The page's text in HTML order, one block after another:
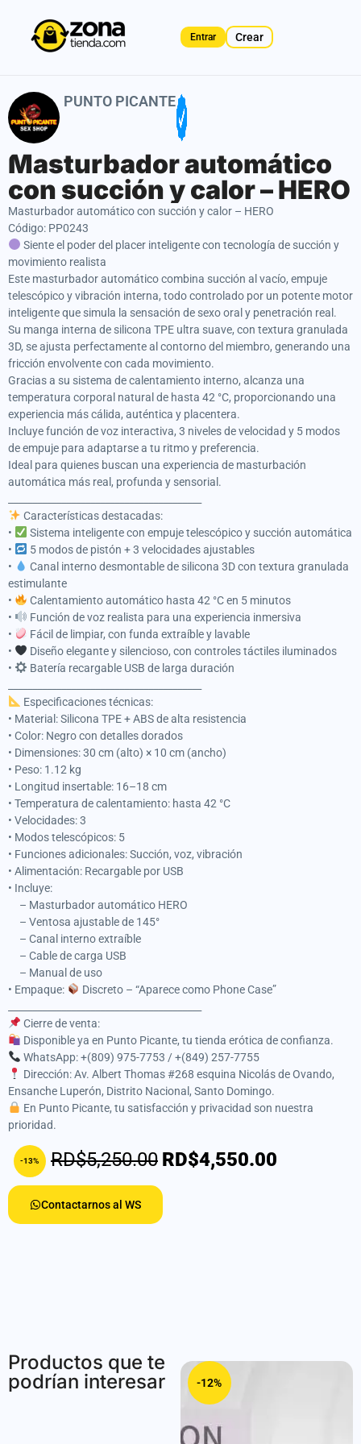
Crear
Entrar
PUNTO PICANTE
Masturbador automático
con succión y calor – HERO
Masturbador automático con succión y calor – HERO
Código: PP0243
Siente el poder del placer inteligente con tecnología de succión y
movimiento realista
Este masturbador automático combina succión al vacío, empuje
telescópico y vibración interna, todo controlado por un potente motor
inteligente que simula la sensación de sexo oral y penetración real.
Su manga interna de silicona TPE ultra suave, con textura granulada
3D, se ajusta perfectamente al contorno del miembro, generando una
fricción envolvente con cada movimiento.
Gracias a su sistema de calentamiento interno, alcanza una
temperatura corporal natural de hasta 42 °C, proporcionando una
experiencia más cálida, auténtica y placentera.
Incluye función de voz interactiva, 3 niveles de velocidad y 5 modos
de empuje para adaptarse a tu ritmo y preferencia.
Ideal para quienes buscan una experiencia de masturbación
automática más real, profunda y sensorial.
Características destacadas:
•
Sistema inteligente con empuje telescópico y succión automática
•
5 modos de pistón + 3 velocidades ajustables
•
Canal interno desmontable de silicona 3D con textura granulada
estimulante
•
Calentamiento automático hasta 42 °C en 5 minutos
•
Función de voz realista para una experiencia inmersiva
•
Fácil de limpiar, con funda extraíble y lavable
•
Diseño elegante y silencioso, con controles táctiles iluminados
•
Batería recargable USB de larga duración
Especificaciones técnicas:
• Material: Silicona TPE + ABS de alta resistencia
• Color: Negro con detalles dorados
• Dimensiones: 30 cm (alto) × 10 cm (ancho)
• Peso: 1.12 kg
• Longitud insertable: 16–18 cm
• Temperatura de calentamiento: hasta 42 °C
• Velocidades: 3
• Modos telescópicos: 5
• Funciones adicionales: Succión, voz, vibración
• Alimentación: Recargable por USB
• Incluye:
– Masturbador automático HERO
– Ventosa ajustable de 145°
– Canal interno extraíble
– Cable de carga USB
– Manual de uso
• Empaque:
Discreto – “Aparece como Phone Case”
Cierre de venta:
Disponible ya en Punto Picante, tu tienda erótica de confianza.
WhatsApp: +(809) 975-7753 / +(849) 257-7755
Dirección: Av. Albert Thomas #268 esquina Nicolás de Ovando,
Ensanche Luperón, Distrito Nacional, Santo Domingo.
En Punto Picante, tu satisfacción y privacidad son nuestra
prioridad.
-13% RD$5,250.00 RD$4,550.00
Contactarnos al WS
Productos que te
podrían interesar
-13% -12%